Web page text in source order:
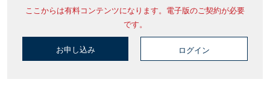
ここからは有料コンテンツになります。電子版のご契約が必要
です。
お申し込み ログイン